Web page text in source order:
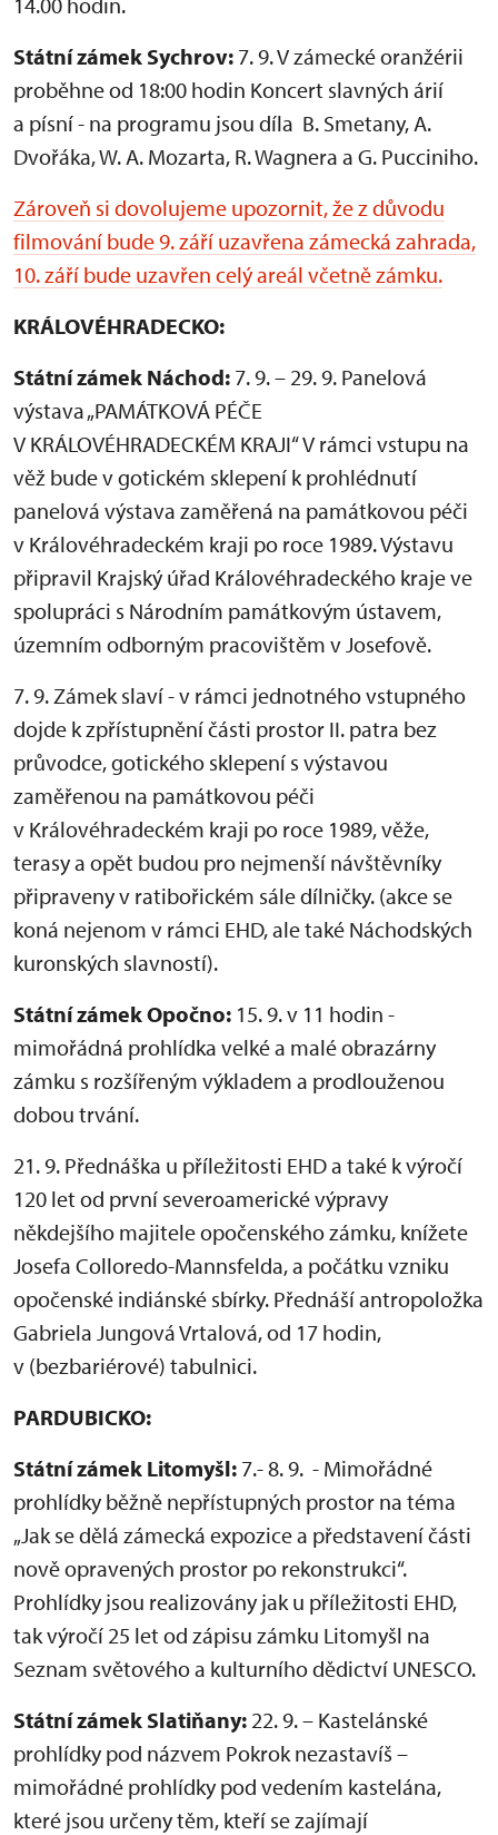
Státní zámek Sychrov: 7. 9. V zámecké oranžérii
proběhne od 18:00 hodin Koncert slavných árií
a písní - na programu jsou díla B. Smetany, A.
Dvořáka, W. A. Mozarta, R. Wagnera a G. Pucciniho.
Zároveň si dovolujeme upozornit, že z důvodu
filmování bude 9. září uzavřena zámecká zahrada,
10. září bude uzavřen celý areál včetně zámku.
KRÁLOVÉHRADECKO:
Státní zámek Náchod: 7. 9. – 29. 9. Panelová
výstava „PAMÁTKOVÁ PÉČE
V KRÁLOVÉHRADECKÉM KRAJI“ V rámci vstupu na
věž bude v gotickém sklepení k prohlédnutí
panelová výstava zaměřená na památkovou péči
v Královéhradeckém kraji po roce 1989. Výstavu
připravil Krajský úřad Královéhradeckého kraje ve
spolupráci s Národním památkovým ústavem,
územním odborným pracovištěm v Josefově.
7. 9. Zámek slaví - v rámci jednotného vstupného
dojde k zpřístupnění části prostor II. patra bez
průvodce, gotického sklepení s výstavou
zaměřenou na památkovou péči
v Královéhradeckém kraji po roce 1989, věže,
terasy a opět budou pro nejmenší návštěvníky
připraveny v ratibořickém sále dílničky. (akce se
koná nejenom v rámci EHD, ale také Náchodských
kuronských slavností).
Státní zámek Opočno: 15. 9. v 11 hodin -
mimořádná prohlídka velké a malé obrazárny
zámku s rozšířeným výkladem a prodlouženou
dobou trvání.
21. 9. Přednáška u příležitosti EHD a také k výročí
120 let od první severoamerické výpravy
někdejšího majitele opočenského zámku, knížete
Josefa Colloredo-Mannsfelda, a počátku vzniku
opočenské indiánské sbírky. Přednáší antropoložka
Gabriela Jungová Vrtalová, od 17 hodin,
v (bezbariérové) tabulnici.
PARDUBICKO:
Státní zámek Litomyšl: 7.- 8. 9. - Mimořádné
prohlídky běžně nepřístupných prostor na téma
„Jak se dělá zámecká expozice a představení části
nově opravených prostor po rekonstrukci“.
Prohlídky jsou realizovány jak u příležitosti EHD,
tak výročí 25 let od zápisu zámku Litomyšl na
Seznam světového a kulturního dědictví UNESCO.
Státní zámek Slatiňany: 22. 9. – Kastelánské
prohlídky pod názvem Pokrok nezastavíš –
mimořádné prohlídky pod vedením kastelána,
které jsou určeny těm, kteří se zajímají